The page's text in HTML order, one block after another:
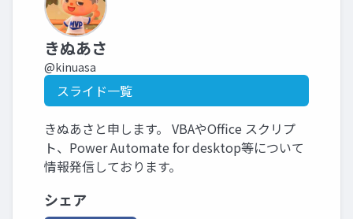
きぬあさ
@kinuasa
スライド一覧
きぬあさと申します。 VBAやOffice スクリプ
ト、Power Automate for desktop等について
情報発信しております。
シェア